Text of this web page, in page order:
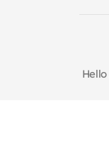
Hello